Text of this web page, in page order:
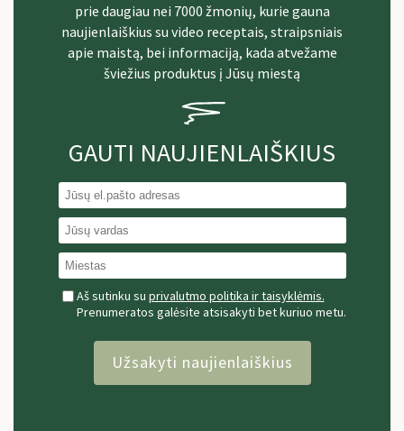
prie daugiau nei 7000 žmonių, kurie gauna
naujienlaiškius su video receptais, straipsniais
apie maistą, bei informaciją, kada atvežame
šviežius produktus į Jūsų miestą
GAUTI NAUJIENLAIŠKIUS
Aš sutinku su privalutmo politika ir taisyklėmis.
Prenumeratos galėsite atsisakyti bet kuriuo metu.
Užsakyti naujienlaiškius